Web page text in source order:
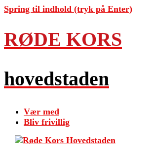
Spring til indhold (tryk på Enter)
RØDE KORS
hovedstaden
Vær med
Bliv frivillig